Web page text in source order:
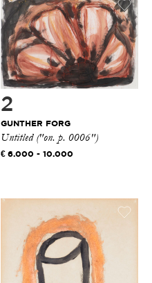
2
GUNTHER FORG
Untitled ("on. p. 0006")
6.000 - 10.000